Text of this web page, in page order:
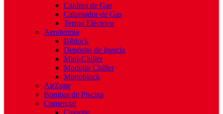
Caldera de Gas
Calentador de Gas
Termo Eléctrico
Aerotermia
Biblock
Depósito de Inercia
Mini-Chiller
Modular Chiller
Monoblock
AirZone
Bombas de Piscina
Comercial
Cassette